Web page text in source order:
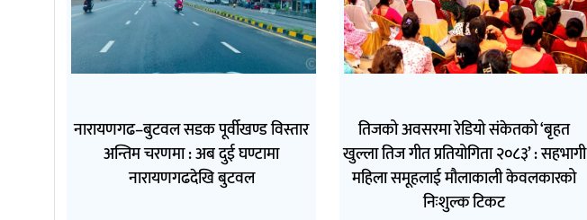
नारायणगढ–बुटवल सडक पूर्वीखण्ड विस्तार
अन्तिम चरणमा : अब दुई घण्टामा
नारायणगढदेखि बुटवल
तिजको अवसरमा रेडियो संकेतको ‘बृहत
खुल्ला तिज गीत प्रतियोगिता २०८३’ : सहभागी
महिला समूहलाई मौलाकाली केवलकारको
निःशुल्क टिकट